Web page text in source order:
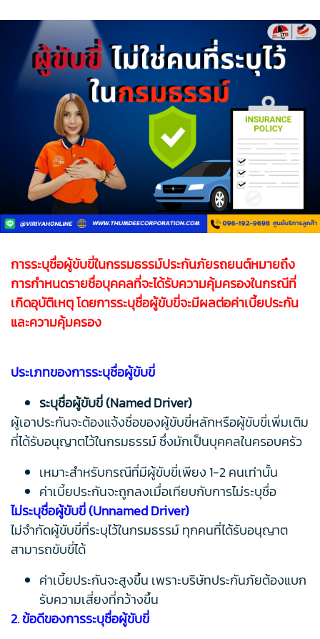
การระบุชื่อผู้ขับขี่ในกรรมธรรม์ประกันภัยรถยนต์หมายถึง
การกำหนดรายชื่อบุคคลที่จะได้รับความคุ้มครองในกรณีที่
เกิดอุบัติเหตุ โดยการระบุชื่อผู้ขับขี่จะมีผลต่อค่าเบี้ยประกัน
และความคุ้มครอง
ประเภทของการระบุชื่อผู้ขับขี่
ระบุชื่อผู้ขับขี่ (Named Driver)
ผู้เอาประกันจะต้องแจ้งชื่อของผู้ขับขี่หลักหรือผู้ขับขี่เพิ่มเติม
ที่ได้รับอนุญาตไว้ในกรมธรรม์ ซึ่งมักเป็นบุคคลในครอบครัว
เหมาะสำหรับกรณีที่มีผู้ขับขี่เพียง 1-2 คนเท่านั้น
ค่าเบี้ยประกันจะถูกลงเมื่อเทียบกับการไม่ระบุชื่อ
ไม่ระบุชื่อผู้ขับขี่ (Unnamed Driver)
ไม่จำกัดผู้ขับขี่ที่ระบุไว้ในกรมธรรม์ ทุกคนที่ได้รับอนุญาต
สามารถขับขี่ได้
ค่าเบี้ยประกันจะสูงขึ้น เพราะบริษัทประกันภัยต้องแบก
รับความเสี่ยงที่กว้างขึ้น
2. ข้อดีของการระบุชื่อผู้ขับขี่